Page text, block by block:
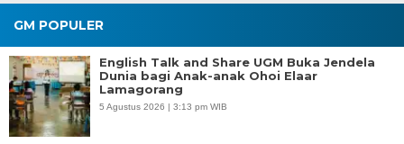
GM POPULER
English Talk and Share UGM Buka Jendela
Dunia bagi Anak-anak Ohoi Elaar
Lamagorang
5 Agustus 2026 | 3:13 pm WIB